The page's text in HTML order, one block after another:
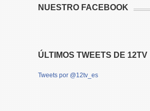
NUESTRO FACEBOOK
ÚLTIMOS TWEETS DE 12TV
Tweets por @12tv_es